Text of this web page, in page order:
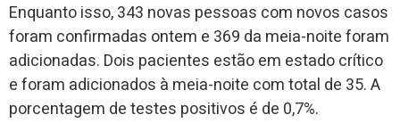
Enquanto isso, 343 novas pessoas com novos casos
foram confirmadas ontem e 369 da meia-noite foram
adicionadas. Dois pacientes estão em estado crítico
e foram adicionados à meia-noite com total de 35. A
porcentagem de testes positivos é de 0,7%.